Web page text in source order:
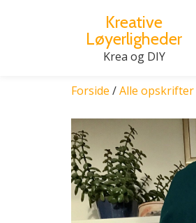
Kreative
Løyerligheder
Krea og DIY
Forside /Alle opskrifter